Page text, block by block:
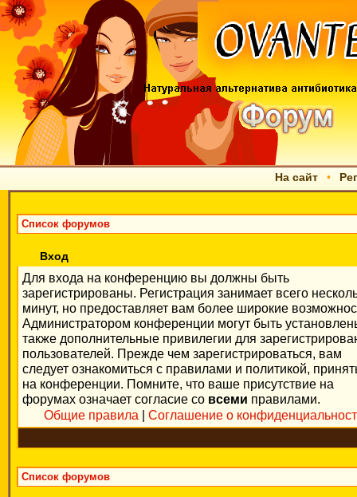
На сайт •
Список форумов
Вход
Для входа на конференцию вы должны быть
зарегистрированы. Регистрация занимает всего
минут, но предоставляет вам более широкие
Администратором конференции могут быть
также дополнительные привилегии для
пользователей. Прежде чем зарегистрироваться, вам
следует ознакомиться с правилами и политикой,
на конференции. Помните, что ваше присутствие на
форумах означает согласие со всеми правилами.
Общие правила | Соглашение о
Список форумов